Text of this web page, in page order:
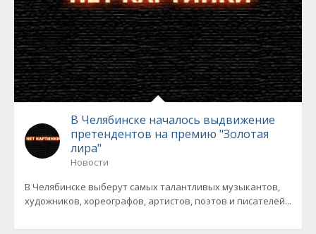
В Челябинске началось выдвижение
претендентов на премию "Золотая
лира"
Новости
В Челябинске выберут самых талантливых музыкантов,
художников, хореографов, артистов, поэтов и писателей...